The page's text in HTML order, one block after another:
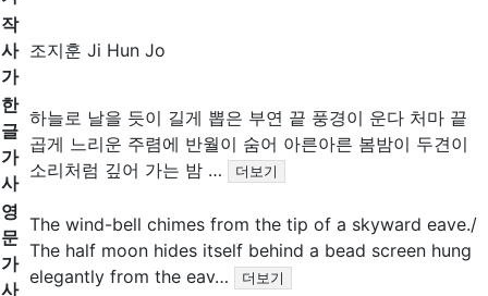
작
사
가
조지훈 Ji Hun Jo
한
글
가
사
하늘로 날을 듯이 길게 뽑은 부연 끝 풍경이 운다 처마 끝
곱게 느리운 주렴에 반월이 숨어 아른아른 봄밤이 두견이
소리처럼 깊어 가는 밤 …
더보기
영
문
가
사
The wind-bell chimes from the tip of a skyward eave./
The half moon hides itself behind a bead screen hung
elegantly from the eav…
더보기